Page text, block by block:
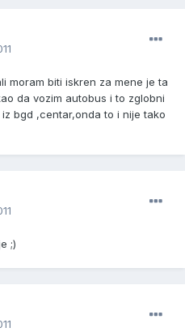
moram biti iskren za mene je ta
da vozim autobus i to zglobni
bgd ,centar,onda to i nije tako
;)